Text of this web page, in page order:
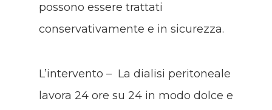
possono essere trattati
conservativamente e in sicurezza.
L’intervento – La dialisi peritoneale
lavora 24 ore su 24 in modo dolce e